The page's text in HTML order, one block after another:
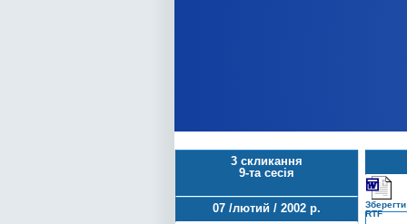
3 скликання
9-та сесія
07 /лютий / 2002 р.
RTF